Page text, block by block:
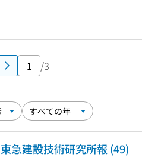
/3
東急建設技術研究所報 (49)